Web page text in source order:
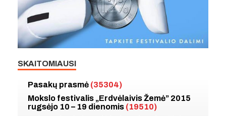
SKAITOMIAUSI
Pasakų prasmė (35304)
Mokslo festivalis „Erdvėlaivis Žemė” 2015
rugsėjo 10 – 19 dienomis (19510)